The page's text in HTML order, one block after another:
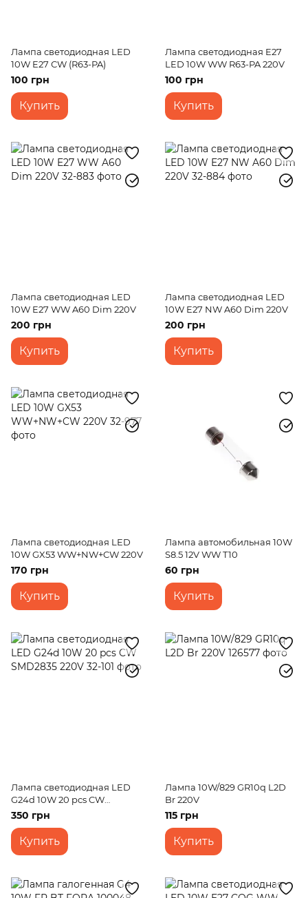
Лампа светодиодная LED
10W E27 СW (R63-PA)
100 грн
Купить
Лампа светодиодная E27
LED 10W WW R63-PA 220V
100 грн
Купить
Лампа светодиодная LED
10W E27 WW A60 Dim 220V
200 грн
Купить
Лампа светодиодная LED
10W E27 NW A60 Dim 220V
200 грн
Купить
Лампа светодиодная LED
10W GX53 WW+NW+CW 220V
170 грн
Купить
Лампа автомобильная 10W
S8.5 12V WW T10
60 грн
Купить
Лампа светодиодная LED
G24d 10W 20 pcs CW
SMD2835 220V
350 грн
Купить
Лампа 10W/829 GR10q L2D
Br 220V
115 грн
Купить